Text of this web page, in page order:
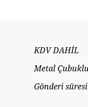
KDV DAHİL
Metal
Gönderi